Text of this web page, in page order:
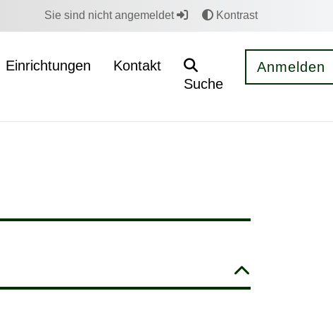
Sie sind nicht angemeldet Kontrast
Einrichtungen
Kontakt
Suche
Anmelden